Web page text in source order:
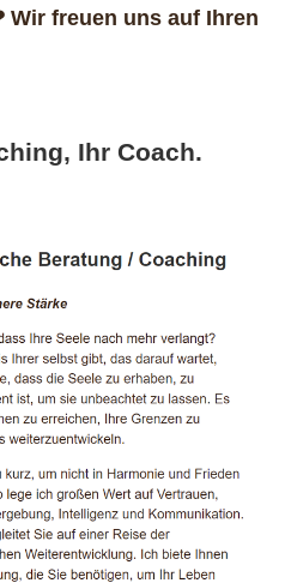
freuen uns auf Ihren
Ihr Coach.